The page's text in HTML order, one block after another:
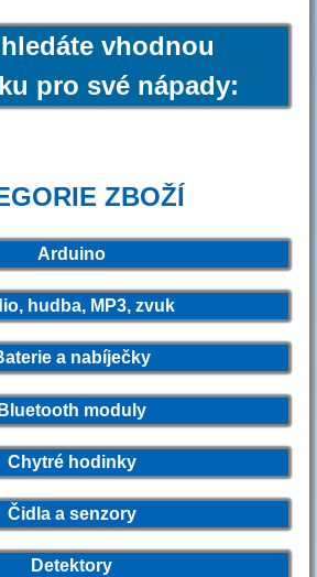
vhodnou
pro své nápady:
ZBOŽÍ
Arduino
hudba, MP3, zvuk
a nabíječky
moduly
Chytré hodinky
Čidla a senzory
Detektory